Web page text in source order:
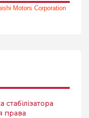
Motors Corporation
стабілізатора
права